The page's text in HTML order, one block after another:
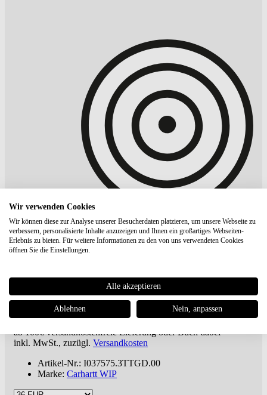
Carhartt WIP Kade Cargo Pant
€ 98,95
ab 100€versandkostenfreie Lieferung oder Buch dabei ***
inkl. MwSt., zuzügl. Versandkosten
Artikel-Nr.: I037575.3TTGD.00
Marke: Carhartt WIP
Wir verwenden Cookies
Wir können diese zur Analyse unserer Besucherdaten platzieren, um unsere Webseite zu
verbessern, personalisierte Inhalte anzuzeigen und Ihnen ein großartiges Webseiten-
Erlebnis zu bieten. Für weitere Informationen zu den von uns verwendeten Cookies
öffnen Sie die Einstellungen.
Alle akzeptieren
Ablehnen Nein, anpassen